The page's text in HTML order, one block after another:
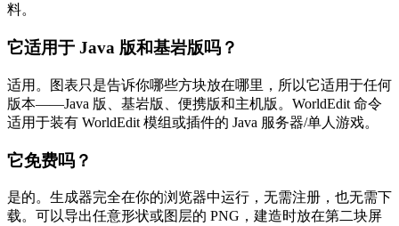
料。
它适用于 Java 版和基岩版吗？
适用。图表只是告诉你哪些方块放在哪里，所以它适用于任何
版本——Java 版、基岩版、便携版和主机版。WorldEdit 命令
适用于装有 WorldEdit 模组或插件的 Java 服务器/单人游戏。
它免费吗？
是的。生成器完全在你的浏览器中运行，无需注册，也无需下
载。可以导出任意形状或图层的 PNG，建造时放在第二块屏